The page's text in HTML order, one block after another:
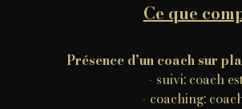
Ce que
Présence d’un coach sur
- suivi: coach
- coaching: